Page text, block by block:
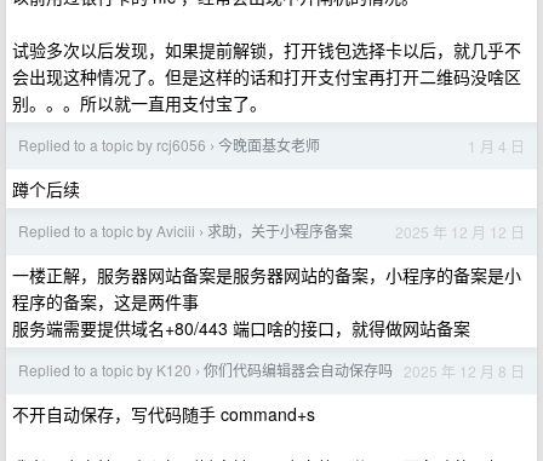
试验多次以后发现，如果提前解锁，打开钱包选择卡以后，就几乎不
会出现这种情况了。但是这样的话和打开支付宝再打开二维码没啥区
别。。。所以就一直用支付宝了。
Replied to a topic by rcj6056 › 今晚面基女老师 1 月 4 日
蹲个后续
Replied to a topic by Aviciii › 求助，关于小程序备案 2025 年 12 月 12 日
一楼正解，服务器网站备案是服务器网站的备案，小程序的备案是小
程序的备案，这是两件事
服务端需要提供域名+80/443 端口啥的接口，就得做网站备案
Replied to a topic by K120 › 你们代码编辑器会自动保存吗 2025 年 12 月 8 日
不开自动保存，写代码随手 command+s